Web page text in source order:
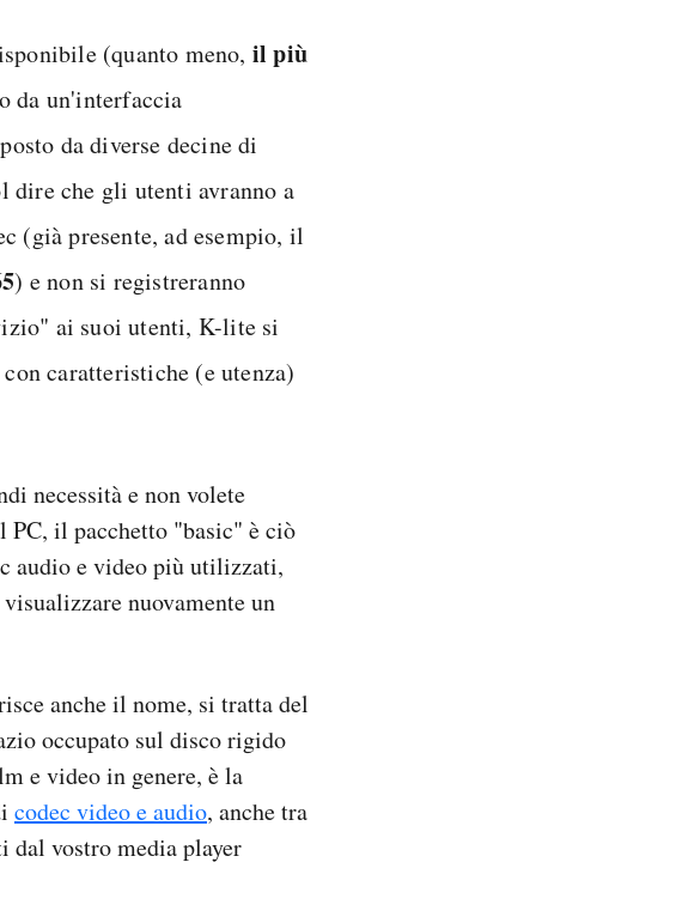
(quanto meno, il più
da un'interfaccia
da diverse decine di
dire che gli utenti avranno a
(già presente, ad esempio, il
) e non si registreranno
ai suoi utenti, K-lite si
caratteristiche (e utenza)
necessità e non volete
PC, il pacchetto "basic" è ciò
audio e video più utilizzati,
nuovamente un
anche il nome, si tratta del
occupato sul disco rigido
e video in genere, è la
codec video e audio, anche tra
dal vostro media player